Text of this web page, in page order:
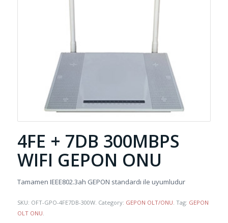
4FE + 7DB 300MBPS
WIFI GEPON ONU
Tamamen IEEE802.3ah GEPON standardı ile uyumludur
SKU: OFT-GPO-4FE7DB-300W. Category: GEPON OLT/ONU Tag: GEPON
OLT ONU